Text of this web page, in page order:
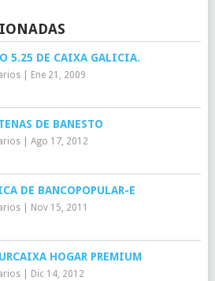
5.25 DE CAIXA GALICIA.
| Ene 21, 2009
DE BANESTO
| Ago 17, 2012
DE BANCOPOPULAR-E
| Nov 15, 2011
HOGAR PREMIUM
| Dic 14, 2012